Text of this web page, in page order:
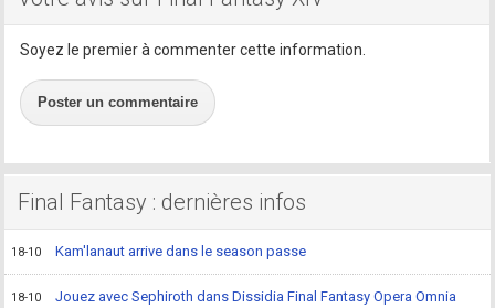
Soyez le premier à commenter cette information.
Poster un commentaire
Final Fantasy : dernières infos
18-10 Kam'lanaut arrive dans le season passe
18-10 Jouez avec Sephiroth dans Dissidia Final Fantasy Opera Omnia